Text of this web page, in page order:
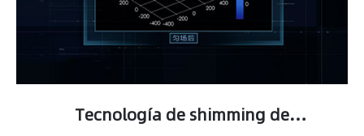
Tecnología de shimming de